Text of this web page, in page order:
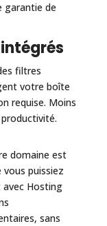
garantie de
filtres
votre boîte
requise. Moins
domaine est
puissiez
avec Hosting
sans